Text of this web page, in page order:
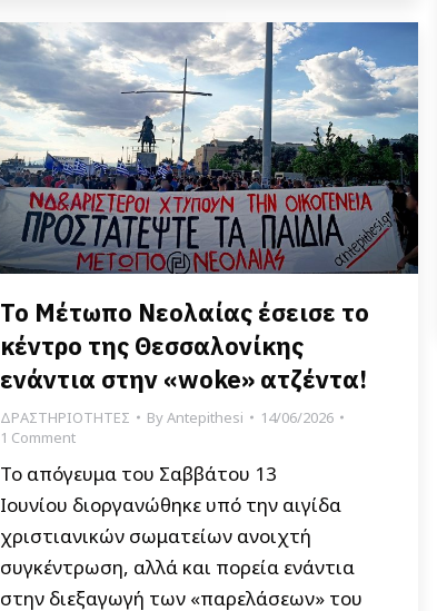
Το Μέτωπο Νεολαίας έσεισε το
κέντρο της Θεσσαλονίκης
ενάντια στην «woke» ατζέντα!
ΔΡΑΣΤΗΡΙΟΤΗΤΕΣ ByAntepithesi
14/06/2026
1 Comment
Το απόγευμα του Σαββάτου 13
Ιουνίου διοργανώθηκε υπό την αιγίδα
χριστιανικών σωματείων ανοιχτή
συγκέντρωση, αλλά και πορεία ενάντια
στην διεξαγωγή των «παρελάσεων» του